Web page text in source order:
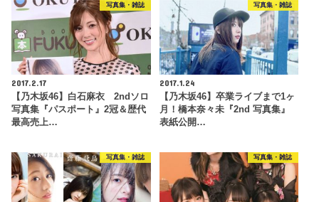
写真集・雑誌
2017.2.17
【乃木坂46】白石麻衣 2ndソロ
写真集『パスポート』2冠＆歴代
最高売上…
写真集・雑誌
2017.1.24
【乃木坂46】卒業ライブまで1ヶ
月！橋本奈々未『2nd 写真集』
表紙公開…
写真集・雑誌 写真集・雑誌